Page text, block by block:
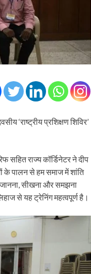
‘राष्ट्रीय प्रशिक्षण शिविर’
सहित राज्य कॉर्डिनेटर ने दीप
के पालन से हम समाज में शांति
सीखना और समझना
से यह ट्रेनिंग महत्वपूर्ण है।